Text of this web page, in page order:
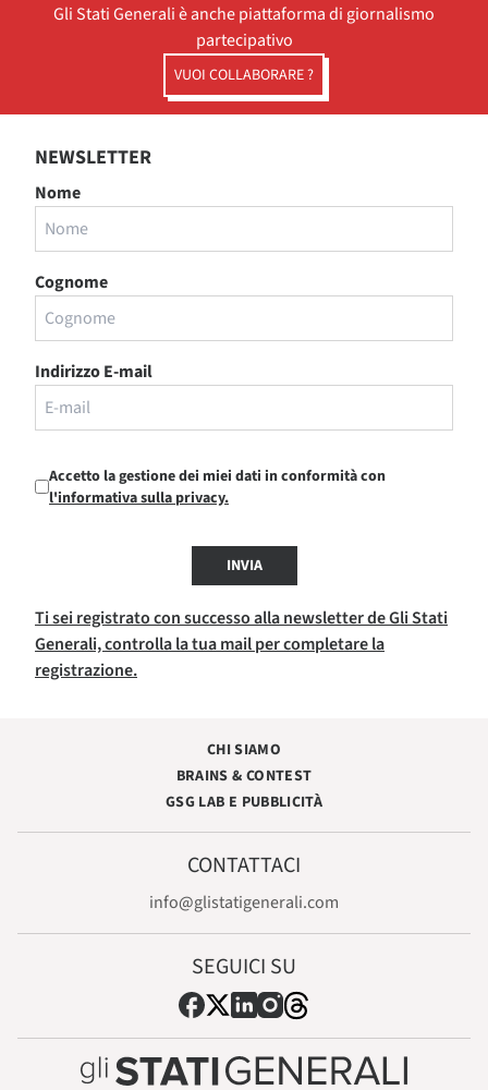
Gli Stati Generali è anche piattaforma di giornalismo
partecipativo
VUOI COLLABORARE ?
NEWSLETTER
Nome
Cognome
Indirizzo E-mail
Accetto la gestione dei miei dati in conformità con
l'informativa sulla privacy.
INVIA
Ti sei registrato con successo alla newsletter de Gli Stati
Generali, controlla la tua mail per completare la
registrazione.
CHI SIAMO
BRAINS & CONTEST
GSG LAB E PUBBLICITÀ
CONTATTACI
info@glistatigenerali.com
SEGUICI SU